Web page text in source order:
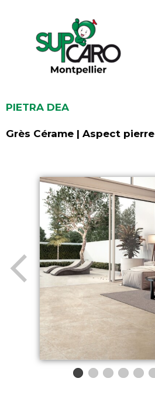
PIETRA DEA
Grès Cérame | Aspect pierre